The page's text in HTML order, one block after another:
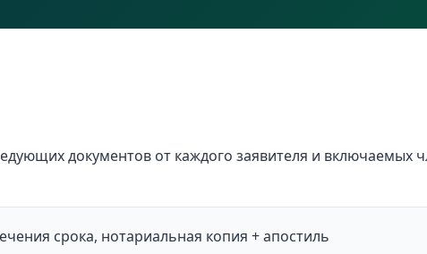
документов от каждого заявителя и включаемых
срока, нотариальная копия + апостиль